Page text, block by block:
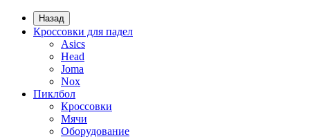
Назад
Кроссовки для падел
Asics
Head
Joma
Nox
Пиклбол
Кроссовки
Мячи
Оборудование